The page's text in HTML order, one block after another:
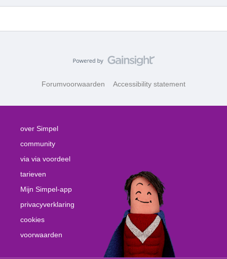
Forumvoorwaarden Accessibility statement
over Simpel
community
via via voordeel
tarieven
Mijn Simpel-app
privacyverklaring
cookies
voorwaarden